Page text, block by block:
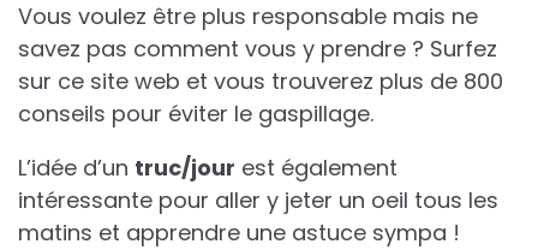
Vous voulez être plus responsable mais ne
savez pas comment vous y prendre ? Surfez
sur ce site web et vous trouverez plus de 800
conseils pour éviter le gaspillage.
L’idée d’un truc/jour est également
intéressante pour aller y jeter un oeil tous les
matins et apprendre une astuce sympa !